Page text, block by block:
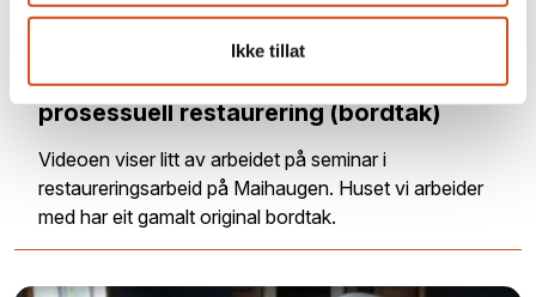
Ikke tillat
Ødegårdstuen, seminar i praktisk og
prosessuell restaurering (bordtak)
Videoen viser litt av arbeidet på seminar i
restaureringsarbeid på Maihaugen. Huset vi arbeider
med har eit gamalt original bordtak.